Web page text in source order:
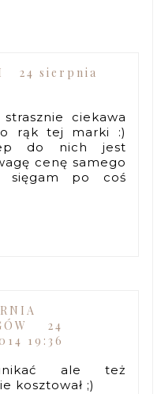
24 sierpnia
ciekawa
rąk tej marki :)
do nich jest
cenę samego
sięgam po coś
24
19:36
ale też
kosztował ;)